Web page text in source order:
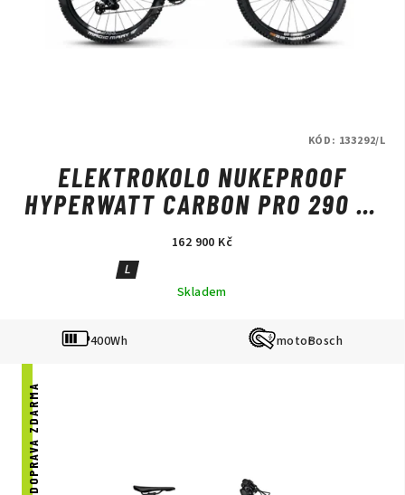
ELEKTROKOLO NUKEPROOF
HYPERWATT CARBON PRO 290 T-
GX BLACK
162 900 Kč
L
Skladem
KÓD: 133292/L
400Wh Bosch
DOPRAVA ZDARMA